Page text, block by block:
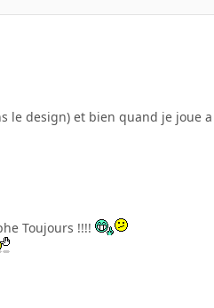
design) et bien quand je joue
Toujours !!!!